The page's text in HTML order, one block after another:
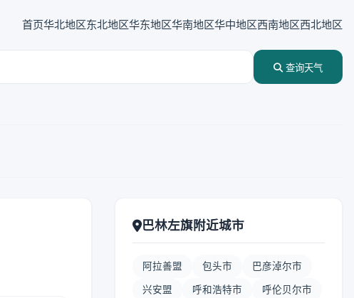
首页华北地区东北地区华东地区华南地区华中地区西南地区西北地区
查询天气
巴林左旗附近城市
阿拉善盟 包头市 巴彦淖尔市
兴安盟 呼和浩特市 呼伦贝尔市